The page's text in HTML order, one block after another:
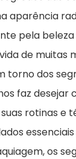
aparência
pela
de muitas
torno dos
faz desejar
rotinas e
os